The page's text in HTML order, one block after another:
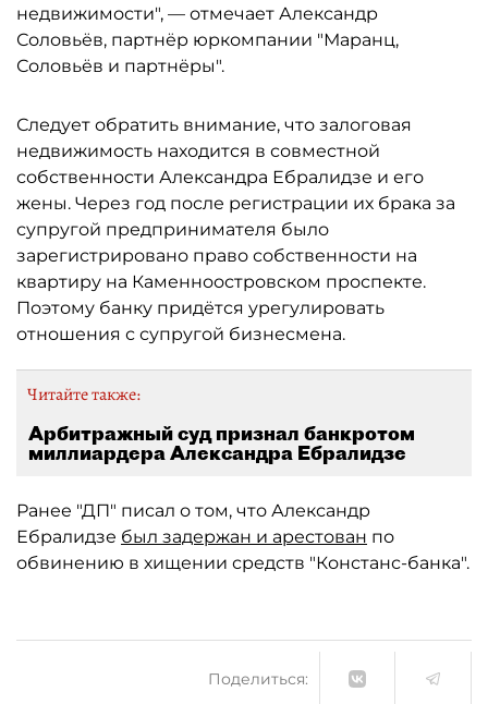
недвижимости", — отмечает Александр
Соловьёв, партнёр юркомпании "Маранц,
Соловьёв и партнёры".
Следует обратить внимание, что залоговая
недвижимость находится в совместной
собственности Александра Ебралидзе и его
жены. Через год после регистрации их брака за
супругой предпринимателя было
зарегистрировано право собственности на
квартиру на Каменноостровском проспекте.
Поэтому банку придётся урегулировать
отношения с супругой бизнесмена.
Читайте также:
Арбитражный суд признал банкротом
миллиардера Александра Ебралидзе
Ранее "ДП" писал о том, что Александр
Ебралидзе был задержан и арестован по
обвинению в хищении средств "Констанс-банка".
Поделиться: